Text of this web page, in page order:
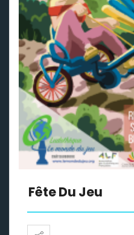
Fête Du Jeu